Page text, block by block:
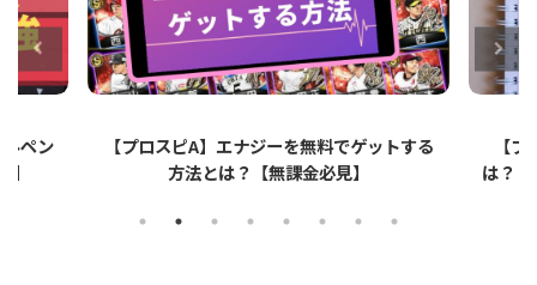
する
【プロスピA】ペーパーライクフィルムと
【プ